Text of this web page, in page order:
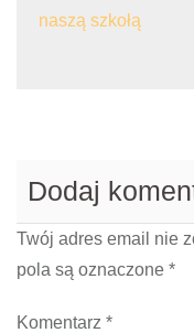
naszą szkołą
Dodaj
Twój adres email nie
pola są oznaczone *
Komentarz *